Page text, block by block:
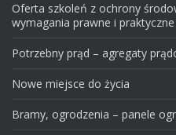
Oferta szkoleń z ochrony
wymagania prawne i
Potrzebny prąd – agregaty
Nowe miejsce do życia
Bramy, ogrodzenia – panele